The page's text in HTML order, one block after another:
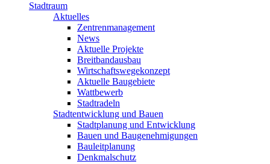
Stadtraum
Aktuelles
Zentrenmanagement
News
Aktuelle Projekte
Breitbandausbau
Wirtschaftswegekonzept
Aktuelle Baugebiete
Wattbewerb
Stadtradeln
Stadtentwicklung und Bauen
Stadtplanung und Entwicklung
Bauen und Baugenehmigungen
Bauleitplanung
Denkmalschutz